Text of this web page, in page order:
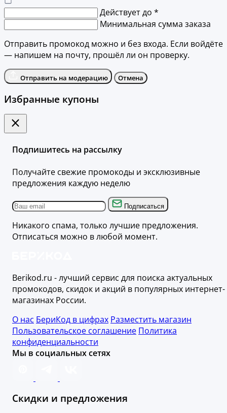
Действует до *
Минимальная сумма заказа
Отправить промокод можно и без входа. Если войдёте
— напишем на почту, прошёл ли он проверку.
Отправить на модерацию Отмена
Избранные купоны
Подпишитесь на рассылку
Получайте свежие промокоды и эксклюзивные
предложения каждую неделю
Подписаться
Никакого спама, только лучшие предложения.
Отписаться можно в любой момент.
Berikod.ru - лучший сервис для поиска актуальных
промокодов, скидок и акций в популярных интернет-
магазинах России.
О нас БериКод в цифрах Разместить магазин
Пользовательское соглашение Политика
конфиденциальности
Мы в социальных сетях
Скидки и предложения